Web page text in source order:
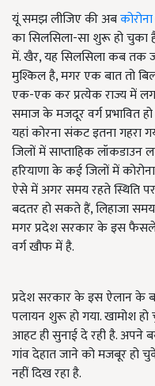
यूं समझ लीजिए की अबकोरोना
का सिलसिला-सा शुरू हो चुका
में. खैर, यह सिलसिला कब तक
मुश्किल है, मगर एक बात तो
एक-एक कर प्रत्येक राज्य में
समाज के मजदूर वर्ग प्रभावित
यहां कोरना संकट इतना गहरा
जिलों में साप्ताहिक लॉकडाउन
हरियाणा के कई जिलों में
ऐसे में अगर समय रहते स्थिति
बदतर हो सकते हैं, लिहाजा
मगर प्रदेश सरकार के इस
वर्ग खौफ में है.
प्रदेश सरकार के इस ऐलान के
पलायन शुरू हो गया. खामोश
आहट ही सुनाई दे रही है. अपने
गांव देहात जाने को मजबूर हो
नहीं दिख रहा है.